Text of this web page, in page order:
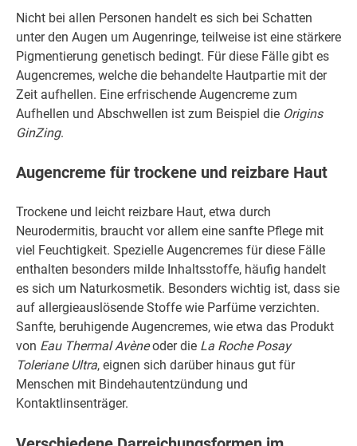
Nicht bei allen Personen handelt es sich bei Schatten
unter den Augen um Augenringe, teilweise ist eine stärkere
Pigmentierung genetisch bedingt. Für diese Fälle gibt es
Augencremes, welche die behandelte Hautpartie mit der
Zeit aufhellen. Eine erfrischende Augencreme zum
Aufhellen und Abschwellen ist zum Beispiel die Origins
GinZing.
Augencreme für trockene und reizbare Haut
Trockene und leicht reizbare Haut, etwa durch
Neurodermitis, braucht vor allem eine sanfte Pflege mit
viel Feuchtigkeit. Spezielle Augencremes für diese Fälle
enthalten besonders milde Inhaltsstoffe, häufig handelt
es sich um Naturkosmetik. Besonders wichtig ist, dass sie
auf allergieauslösende Stoffe wie Parfüme verzichten.
Sanfte, beruhigende Augencremes, wie etwa das Produkt
von Eau Thermal Avèneoder die La Roche Posay
Toleriane Ultra‎, eignen sich darüber hinaus gut für
Menschen mit Bindehautentzündung und
Kontaktlinsenträger.